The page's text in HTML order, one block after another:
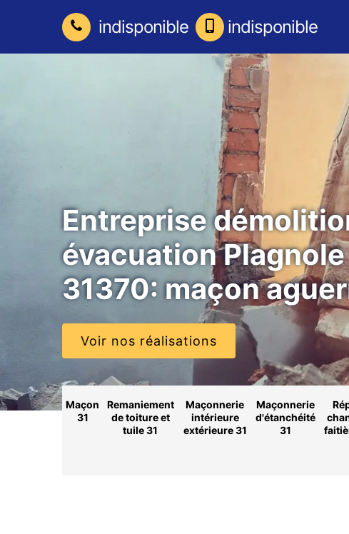
indisponible indisponible
Entreprise
évacuation Plagnole
31370: maçon
Voir nos réalisations
Maçon
31
Remaniement
de toiture et
tuile 31
Maçonnerie
intérieure
extérieure 31
Maçonnerie
d'étanchéité
31